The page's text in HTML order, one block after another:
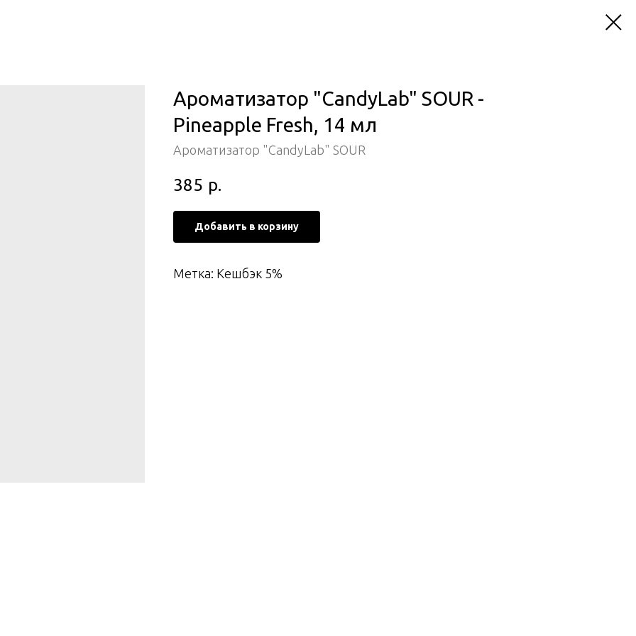
Ароматизатор "CandyLab" SOUR -
Pineapple Fresh, 14 мл
Ароматизатор "CandyLab" SOUR
385 р.
Добавить в корзину
Метка: Кешбэк 5%